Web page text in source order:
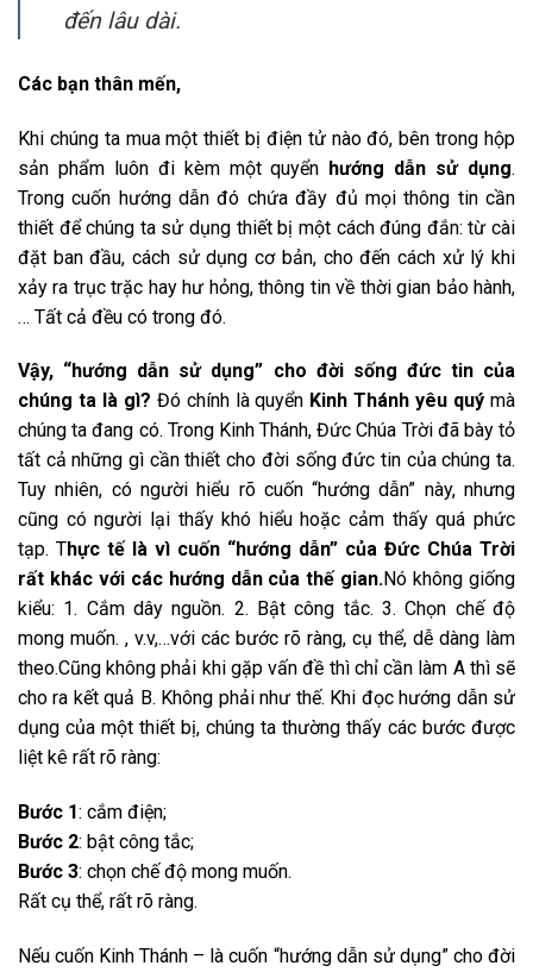
đến lâu dài.
Các bạn thân mến,
Khi chúng ta mua một thiết bị điện tử nào đó, bên trong hộp
sản phẩm luôn đi kèm một quyển hướng dẫn sử dụng.
Trong cuốn hướng dẫn đó chứa đầy đủ mọi thông tin cần
thiết để chúng ta sử dụng thiết bị một cách đúng đắn: từ cài
đặt ban đầu, cách sử dụng cơ bản, cho đến cách xử lý khi
xảy ra trục trặc hay hư hỏng, thông tin về thời gian bảo hành,
… Tất cả đều có trong đó.
Vậy, “hướng dẫn sử dụng” cho đời sống đức tin của
chúng ta là gì? Đó chính là quyển Kinh Thánh yêu quý mà
chúng ta đang có. Trong Kinh Thánh, Đức Chúa Trời đã bày tỏ
tất cả những gì cần thiết cho đời sống đức tin của chúng ta.
Tuy nhiên, có người hiểu rõ cuốn “hướng dẫn” này, nhưng
cũng có người lại thấy khó hiểu hoặc cảm thấy quá phức
tạp. Thực tế là vì cuốn “hướng dẫn” của Đức Chúa Trời
rất khác với các hướng dẫn của thế gian.Nó không giống
kiểu: 1. Cắm dây nguồn. 2. Bật công tắc. 3. Chọn chế độ
mong muốn. , v.v,…với các bước rõ ràng, cụ thể, dễ dàng làm
theo.Cũng không phải khi gặp vấn đề thì chỉ cần làm A thì sẽ
cho ra kết quả B. Không phải như thế. Khi đọc hướng dẫn sử
dụng của một thiết bị, chúng ta thường thấy các bước được
liệt kê rất rõ ràng:
Bước 1: cắm điện;
Bước 2: bật công tắc;
Bước 3: chọn chế độ mong muốn.
Rất cụ thể, rất rõ ràng.
Nếu cuốn Kinh Thánh – là cuốn “hướng dẫn sử dụng” cho đời